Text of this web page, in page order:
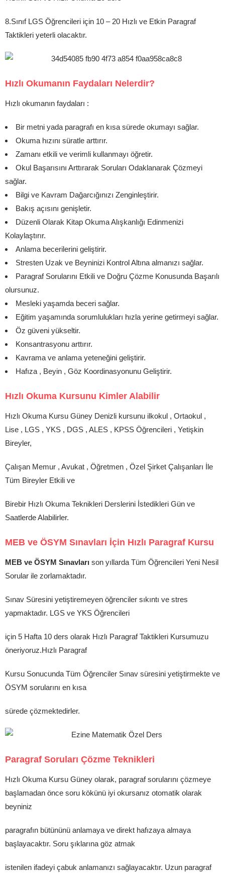
8.Sınıf LGS Öğrencileri için 10 – 20 Hızlı ve Etkin Paragraf
Taktikleri yeterli olacaktır.
Hızlı Okumanın Faydaları Nelerdir?
Hızlı okumanın faydaları :
Bir metni yada paragrafı en kısa sürede okumayı sağlar.
Okuma hızını süratle arttırır.
Zamanı etkili ve verimli kullanmayı öğretir.
Okul Başarısını Arttırarak Soruları Odaklanarak Çözmeyi
sağlar.
Bilgi ve Kavram Dağarcığınızı Zenginleştirir.
Bakış açısını genişletir.
Düzenli Olarak Kitap Okuma Alışkanlığı Edinmenizi
Kolaylaştırır.
Anlama becerilerini geliştirir.
Stresten Uzak ve Beyninizi Kontrol Altına almanızı sağlar.
Paragraf Sorularını Etkili ve Doğru Çözme Konusunda Başarılı
olursunuz.
Mesleki yaşamda beceri sağlar.
Eğitim yaşamında sorumlulukları hızla yerine getirmeyi sağlar.
Öz güveni yükseltir.
Konsantrasyonu arttırır.
Kavrama ve anlama yeteneğini geliştirir.
Hafıza , Beyin , Göz Koordinasyonunu Geliştirir.
Hızlı Okuma Kursunu Kimler Alabilir
Hızlı Okuma Kursu Güney Denizli kursunu ilkokul , Ortaokul ,
Lise , LGS , YKS , DGS , ALES , KPSS Öğrencileri , Yetişkin
Bireyler,
Çalışan Memur , Avukat , Öğretmen , Özel Şirket Çalışanları İle
Tüm Bireyler Etkili ve
Birebir Hızlı Okuma Teknikleri Derslerini İstedikleri Gün ve
Saatlerde Alabilirler.
MEB ve ÖSYM Sınavları İçin Hızlı Paragraf Kursu
MEB ve ÖSYM Sınavları son yıllarda Tüm Öğrencileri Yeni Nesil
Sorular ile zorlamaktadır.
Sınav Süresini yetiştiremeyen öğrenciler sıkıntı ve stres
yapmaktadır. LGS ve YKS Öğrencileri
için 5 Hafta 10 ders olarak Hızlı Paragraf Taktikleri Kursumuzu
öneriyoruz.Hızlı Paragraf
Kursu Sonucunda Tüm Öğrenciler Sınav süresini yetiştirmekte ve
ÖSYM sorularını en kısa
sürede çözmektedirler.
Paragraf Soruları Çözme Teknikleri
Hızlı Okuma Kursu Güney olarak, paragraf sorularını çözmeye
başlamadan önce soru kökünü iyi okursanız otomatik olarak
beyniniz
paragrafın bütününü anlamaya ve direkt hafızaya almaya
başlayacaktır. Soru şıklarına göz atmak
istenilen ifadeyi çabuk anlamanızı sağlayacaktır. Uzun paragraf